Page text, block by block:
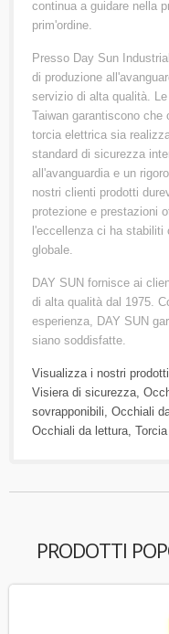
continua a guidare nella
prim'ordine.
Presso Day Sun
di produzione
servizio di alta qualità.
Taiwan garantiscono
torcia elettrica sia
standard di sicurezza
all'avanguardia e un
nostri clienti prodotti
protezione e prestazioni
l'eccellenza ci ha
globale.
DAY SUN fornisce ai
di alta qualità dal 1975.
esperienza, DAY SUN
siano soddisfatte.
Visualizza i nostri
Visiera di sicurezza,
sovrapponibili, Occhiali
Occhiali da lettura,
PRODOTTI